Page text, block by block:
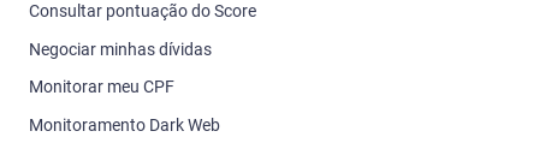
Consultar pontuação do Score
Negociar minhas dívidas
Monitorar meu CPF
Monitoramento Dark Web